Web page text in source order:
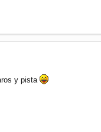
y pista